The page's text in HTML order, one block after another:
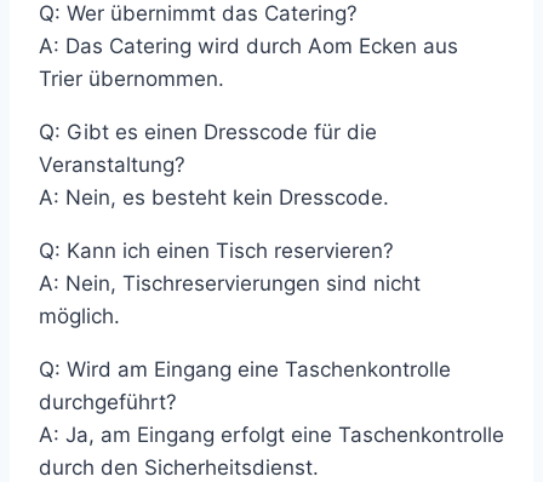
Q: Wer übernimmt das Catering?
A: Das Catering wird durch Aom Ecken aus
Trier übernommen.
Q: Gibt es einen Dresscode für die
Veranstaltung?
A: Nein, es besteht kein Dresscode.
Q: Kann ich einen Tisch reservieren?
A: Nein, Tischreservierungen sind nicht
möglich.
Q: Wird am Eingang eine Taschenkontrolle
durchgeführt?
A: Ja, am Eingang erfolgt eine Taschenkontrolle
durch den Sicherheitsdienst.